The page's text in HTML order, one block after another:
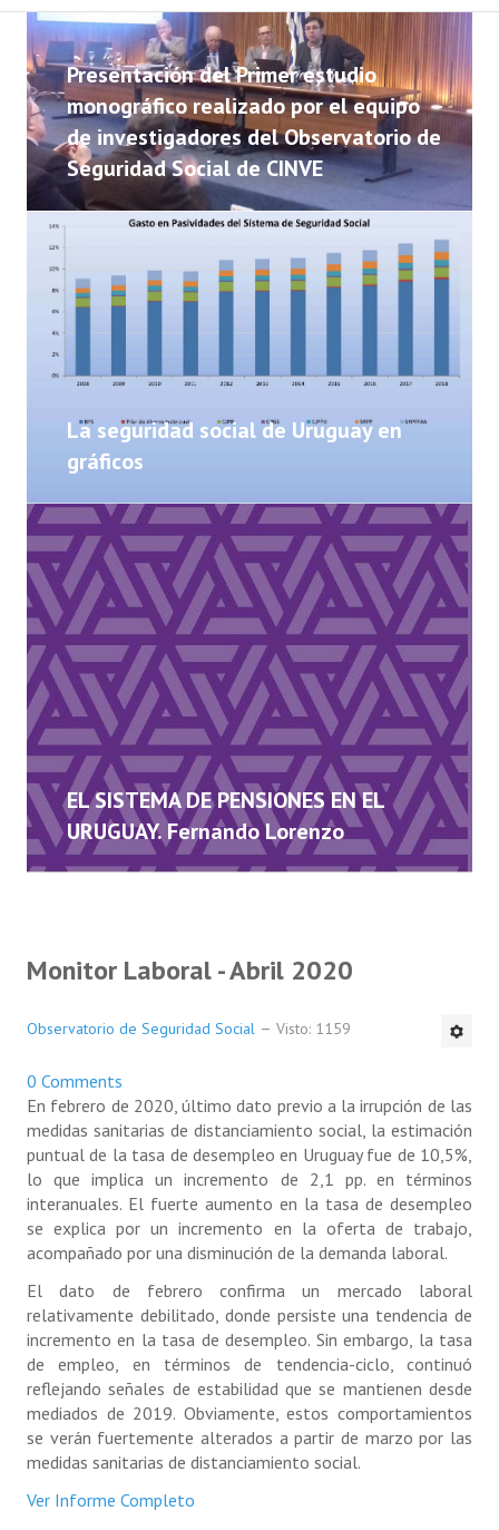
NOTICIAS
INFORMES
INVESTIGACIONES
Presentación del Primer estudio
monográfico realizado por el equipo
de investigadores del Observatorio de
Seguridad Social de CINVE
La seguridad social de Uruguay en
gráficos
EL SISTEMA DE PENSIONES EN EL
URUGUAY. Fernando Lorenzo
Monitor Laboral - Abril 2020
Observatorio de Seguridad Social Visto: 1159
0 Comments
En febrero de 2020, último dato previo a la irrupción de las
medidas sanitarias de distanciamiento social, la estimación
puntual de la tasa de desempleo en Uruguay fue de 10,5%,
lo que implica un incremento de 2,1 pp. en términos
interanuales. El fuerte aumento en la tasa de desempleo
se explica por un incremento en la oferta de trabajo,
acompañado por una disminución de la demanda laboral.
El dato de febrero confirma un mercado laboral
relativamente debilitado, donde persiste una tendencia de
incremento en la tasa de desempleo. Sin embargo, la tasa
de empleo, en términos de tendencia-ciclo, continuó
reflejando señales de estabilidad que se mantienen desde
mediados de 2019. Obviamente, estos comportamientos
se verán fuertemente alterados a partir de marzo por las
medidas sanitarias de distanciamiento social.
Ver Informe Completo